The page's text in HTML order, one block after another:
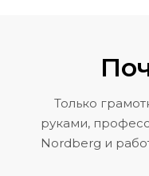
Только
руками,
Nordberg и